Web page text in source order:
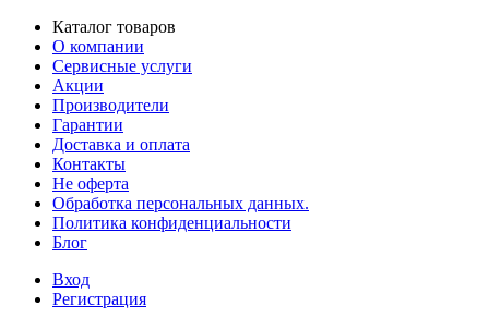
Каталог товаров
О компании
Сервисные услуги
Акции
Производители
Гарантии
Доставка и оплата
Контакты
Не оферта
Обработка персональных данных.
Политика конфиденциальности
Блог
Вход
Регистрация